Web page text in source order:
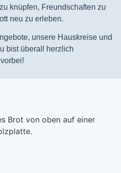
knüpfen, Freundschaften zu
neu zu erleben.
unsere Hauskreise und
bist überall herzlich